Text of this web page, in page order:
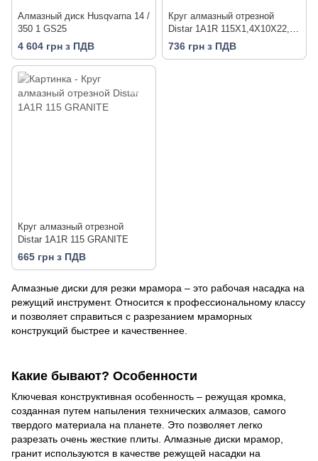
Алмазный диск Husqvarna 14 /
350 1 GS25
4 604 грн з ПДВ
Круг алмазный отрезной
Distar 1A1R 115X1,4X10X22,23
MARBLE
736 грн з ПДВ
Круг алмазный отрезной
Distar 1A1R 115 GRANITE
665 грн з ПДВ
Алмазные диски для резки мрамора – это рабочая насадка на
режущий инструмент. Относится к профессиональному классу
и позволяет справиться с разрезанием мраморных
конструкций быстрее и качественнее.
Какие бывают? Особенности
Ключевая конструктивная особенность – режущая кромка,
созданная путем напыления технических алмазов, самого
твердого материала на планете. Это позволяет легко
разрезать очень жесткие плиты. Алмазные диски мрамор,
гранит используются в качестве режущей насадки на